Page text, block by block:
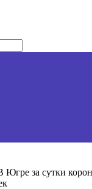
Югре за сутки